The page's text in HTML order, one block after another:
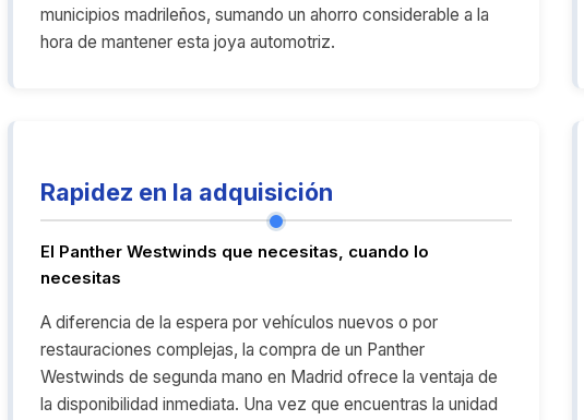
municipios madrileños, sumando un ahorro considerable a la
hora de mantener esta joya automotriz.
Rapidez en la adquisición
El Panther Westwinds que necesitas, cuando lo
necesitas
A diferencia de la espera por vehículos nuevos o por
restauraciones complejas, la compra de un Panther
Westwinds de segunda mano en Madrid ofrece la ventaja de
la disponibilidad inmediata. Una vez que encuentras la unidad